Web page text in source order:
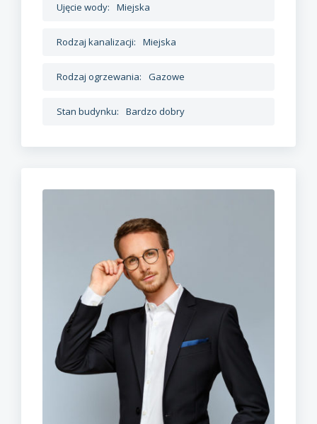
Ujęcie wody: Miejska
Rodzaj kanalizacji: Miejska
Rodzaj ogrzewania: Gazowe
Stan budynku: Bardzo dobry